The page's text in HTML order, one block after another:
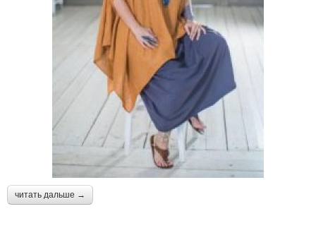
читать дальше →